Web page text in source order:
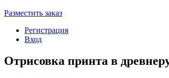
Разместить заказ
Регистрация
Вход
Отрисовка принта в